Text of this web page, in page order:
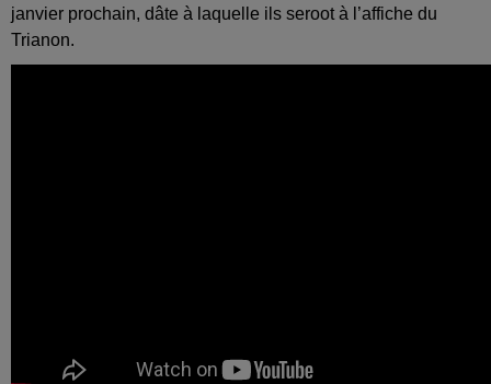
janvier prochain, dâte à laquelle ils seroot à l’affiche du
Trianon.